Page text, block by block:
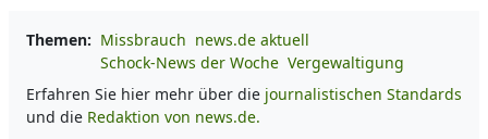
Themen: Missbrauch news.de aktuell
Schock-News der Woche Vergewaltigung
Erfahren Sie hier mehr über die journalistischen Standards
und die Redaktion von news.de.